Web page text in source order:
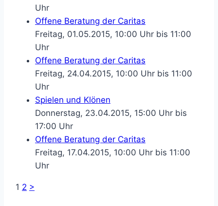
Uhr
Offene Beratung der Caritas
Freitag, 01.05.2015, 10:00 Uhr bis 11:00
Uhr
Offene Beratung der Caritas
Freitag, 24.04.2015, 10:00 Uhr bis 11:00
Uhr
Spielen und Klönen
Donnerstag, 23.04.2015, 15:00 Uhr bis
17:00 Uhr
Offene Beratung der Caritas
Freitag, 17.04.2015, 10:00 Uhr bis 11:00
Uhr
1 2 >